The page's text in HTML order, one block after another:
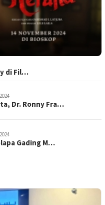
di Fil…
Dr. Ronny Fra…
Gading M…